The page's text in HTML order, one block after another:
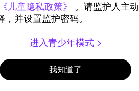
like
《儿童隐私政策》
。请监护人主动
，并设置监护密码。
进入青少年模式
我知道了